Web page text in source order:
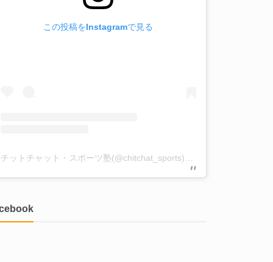
この投稿をInstagramで見る
チットチャット・スポーツ塾(@chitchat_sports)がシェアした投稿